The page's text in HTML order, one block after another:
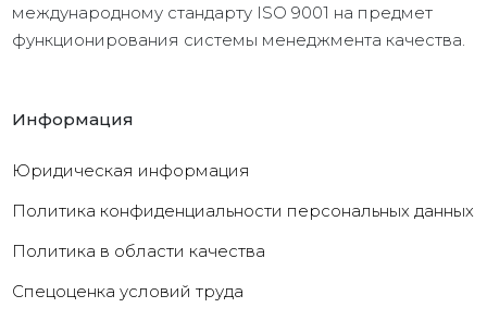
международному стандарту ISO 9001 на предмет
функционирования системы менеджмента качества.
Информация
Юридическая информация
Политика конфиденциальности персональных данных
Политика в области качества
Cпецоценка условий труда